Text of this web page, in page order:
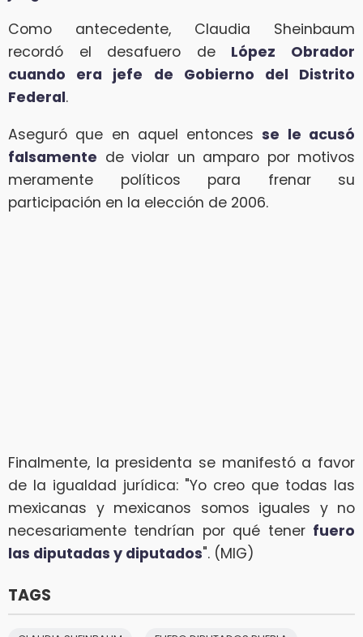
Como antecedente, Claudia Sheinbaum
recordó el desafuero de López Obrador
cuando era jefe de Gobierno del Distrito
Federal.
Aseguró que en aquel entoncesse le acusó
falsamente de violar un amparo por motivos
meramente políticos para frenar su
participación en la elección de 2006.
Finalmente, la presidenta se manifestó a favor
de la igualdad jurídica: "Yo creo que todas las
mexicanas y mexicanos somos iguales y no
necesariamente tendrían por qué tener fuero
las diputadas y diputados". (MIG)
TAGS